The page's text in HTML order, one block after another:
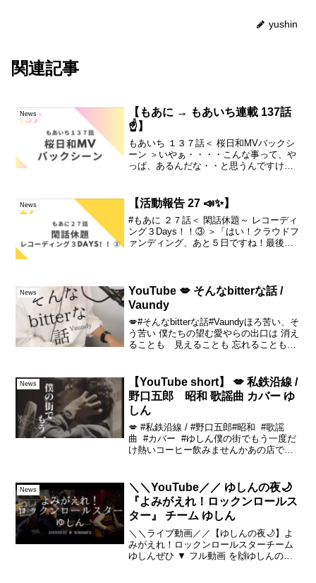
yushin
関連記事
News
【もあに → もあいち連載 137話
☝️】
もあいち １３７話＜ 桜日和MVバックシ
ーン ＞いやぁ・・・・こんな事って、や
っぱ、あるんだな・・と思うんですけれ
よし、これで、もあいち連載に出してい
けるな！・・と思っ...
News 【活動報告 27 📣✨】
#もあに ２７話＜ 閑話休題～ レコーディ
ング３Days！！③ ＞「はい！クラウドフ
ァンディング、あと５日ですね！最後
話休題シリーズ...
News
YouTube 💋 そんなbitterな話 /
Vaundy
💋#そんなbitterな話#Vaundyほろ苦い、そ
う苦い 僕たちの望む愛やらの出口は 消え
ることも 見えることも 忘れることもで
News
【YouTube short】 💋 私鉄沿線 /
野口五郎 昭和 歌謡曲 カバー ゆ
しん
💋 #私鉄沿線 / #野口五郎#昭和 #歌謡
曲 #カバー #ゆしん僕の街でもう一度だ
け熱いコーヒー飲みませんかあの店で聞
Spotify, Apple musi...
News
＼＼YouTube／／ ゆしんの夜🌙
『よみがえれ！ロックンロールス
ター』 チーム ゆしん
＼＼ライブ動画／／【ゆしんの夜🌙】よ
みがえれ！ロックンロールスターチーム
ゆしんぜひ ▼ フル動画 を🙌ゆしんの夜